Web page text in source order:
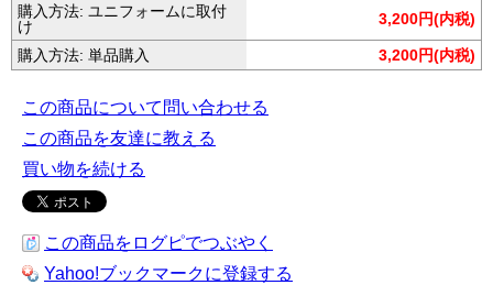
購入方法: ユニフォームに取付
け
3,200円(内税)
購入方法: 単品購入 3,200円(内税)
この商品について問い合わせる
この商品を友達に教える
買い物を続ける
この商品をログピでつぶやく
Yahoo!ブックマークに登録する